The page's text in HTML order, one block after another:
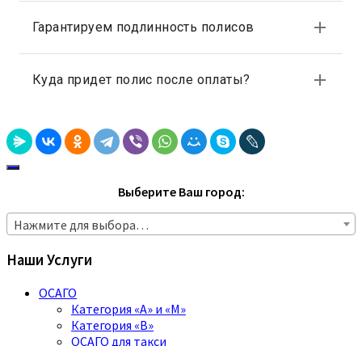
Выберите Ваш город:
Нажмите для выбора…
Наши Услуги
ОСАГО
Категория «A» и «M»
Категория «B»
ОСАГО для такси